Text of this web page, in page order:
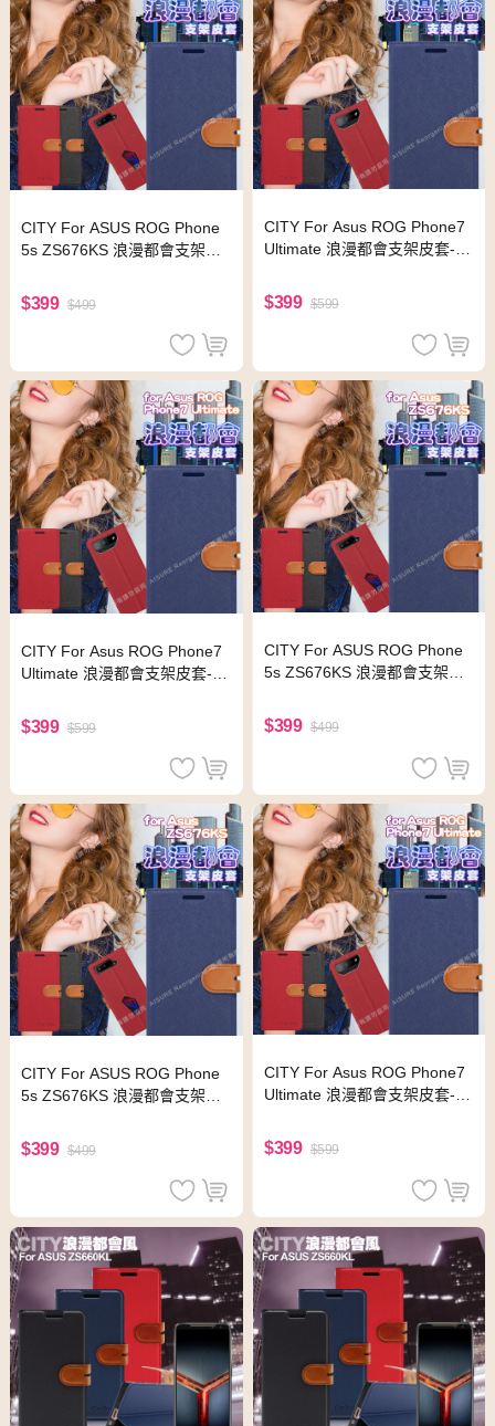
CITY For ASUS ROG Phone
5s ZS676KS 浪漫都會支架皮
$399 $499
CITY For Asus ROG Phone7
Ultimate 浪漫都會支架皮套-藍
$399 $599
CITY For Asus ROG Phone7
Ultimate 浪漫都會支架皮套-黑
$399 $599
CITY For ASUS ROG Phone
5s ZS676KS 浪漫都會支架皮
$399 $499
CITY For ASUS ROG Phone
5s ZS676KS 浪漫都會支架皮
$399 $499
CITY For Asus ROG Phone7
Ultimate 浪漫都會支架皮套-紅
$399 $599